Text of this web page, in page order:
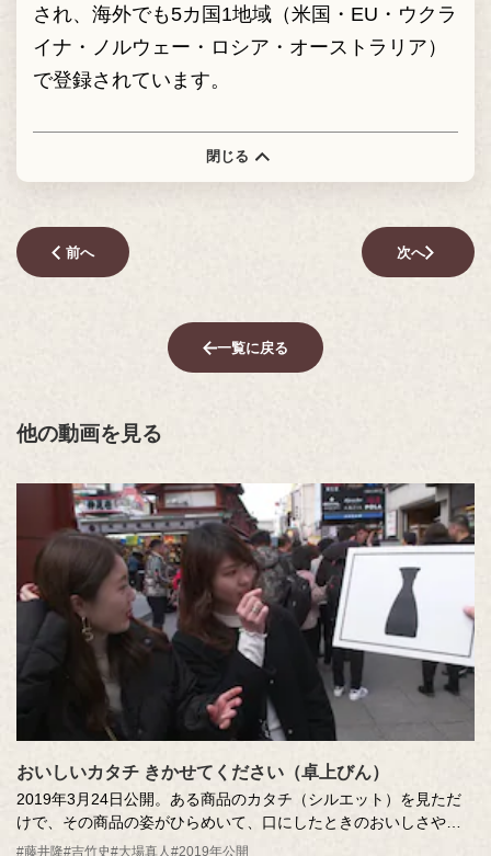
され、海外でも5カ国1地域（米国・EU・ウクラ
イナ・ノルウェー・ロシア・オーストラリア）
で登録されています。
閉じる
前へ 次へ
一覧に戻る
他の動画を見る
おいしいカタチ きかせてください（卓上びん）
2019年3月24日公開。ある商品のカタチ（シルエット）を見ただ
けで、その商品の姿がひらめいて、口にしたときのおいしさや一
緒に過ごした人などを思い出す。「おいしい記憶」が「カタチ」
#藤井隆#吉竹史#大場真人#2019年公開